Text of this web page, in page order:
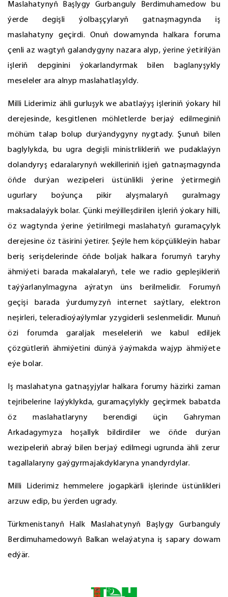
Maslahatynyň Başlygy Gurbanguly Berdimuhamedow bu
ýerde degişli ýolbaşçylaryň gatnaşmagynda iş
maslahatyny geçirdi. Onuň dowamynda halkara foruma
çenli az wagtyň galandygyny nazara alyp, ýerine ýetirilýän
işleriň depginini ýokarlandyrmak bilen baglanyşykly
meseleler ara alnyp maslahatlaşyldy.
Milli Liderimiz ähli gurluşyk we abatlaýyş işleriniň ýokary hil
derejesinde, kesgitlenen möhletlerde berjaý edilmeginiň
möhüm talap bolup durýandygyny nygtady. Şunuň bilen
baglylykda, bu ugra degişli ministrlikleriň we pudaklaýyn
dolandyryş edaralarynyň wekilleriniň işjeň gatnaşmagynda
öňde durýan wezipeleri üstünlikli ýerine ýetirmegiň
ugurlary boýunça pikir alyşmalaryň guralmagy
maksadalaýyk bolar. Çünki meýilleşdirilen işleriň ýokary hilli,
öz wagtynda ýerine ýetirilmegi maslahatyň guramaçylyk
derejesine öz täsirini ýetirer. Şeýle hem köpçülikleýin habar
beriş serişdelerinde öňde boljak halkara forumyň taryhy
ähmiýeti barada makalalaryň, tele we radio gepleşikleriň
taýýarlanylmagyna aýratyn üns berilmelidir. Forumyň
geçişi barada ýurdumyzyň internet saýtlary, elektron
neşirleri, teleradioýaýlymlar yzygiderli seslenmelidir. Munuň
özi forumda garaljak meseleleriň we kabul ediljek
çözgütleriň ähmiýetini dünýä ýaýmakda wajyp ähmiýete
eýe bolar.
Iş maslahatyna gatnaşyjylar halkara forumy häzirki zaman
tejribelerine laýyklykda, guramaçylykly geçirmek babatda
öz maslahatlaryny berendigi üçin Gahryman
Arkadagymyza hoşallyk bildirdiler we öňde durýan
wezipeleriň abraý bilen berjaý edilmegi ugrunda ähli zerur
tagallalaryny gaýgyrmajakdyklaryna ynandyrdylar.
Milli Liderimiz hemmelere jogapkärli işlerinde üstünlikleri
arzuw edip, bu ýerden ugrady.
Türkmenistanyň Halk Maslahatynyň Başlygy Gurbanguly
Berdimuhamedowyň Balkan welaýatyna iş sapary dowam
edýär.